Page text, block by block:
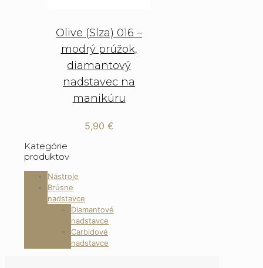
Olive (Slza) 016 –
modrý prúžok,
diamantový
nadstavec na
manikúru
5,90 €
Kategórie
produktov
Nástroje
Brúsne
nadstavce
Diamantové
nadstavce
Carbidové
nadstavce